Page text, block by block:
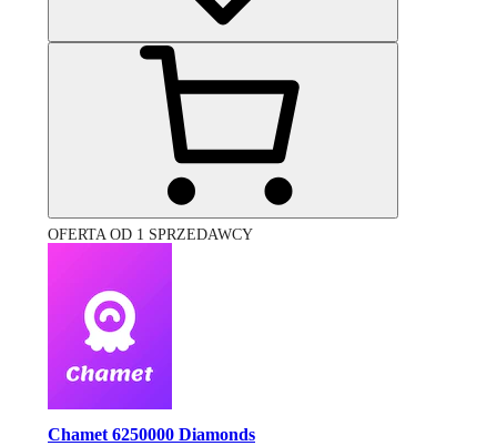
OFERTA OD 1 SPRZEDAWCY
Chamet 6250000 Diamonds